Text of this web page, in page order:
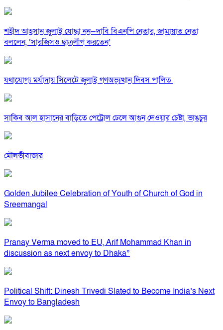
শহীদ আহসান জুলাই যোদ্ধা নন—দাবি বিএনপি নেতার, জামায়াত নেতা
বললেন, ‘সারজিসও ছাত্রলীগ করতেন’
যথাযোগ্য মর্যাদায় সিলেটে জুলাই গণঅভ্যুত্থান দিবস পালিত
সাকিব আল হাসানের বাড়িতে পেট্রোল ঢেলে আগুন দেওয়ার চেষ্টা, ভাঙচুর
মৌলভীবাজার
Golden Jubilee Celebration of Youth of Church of God in
Sreemangal
Pranay Verma moved to EU, Arif Mohammad Khan in
discussion as next envoy to Dhaka”
Political Shift: Dinesh Trivedi Slated to Become India’s Next
Envoy to Bangladesh